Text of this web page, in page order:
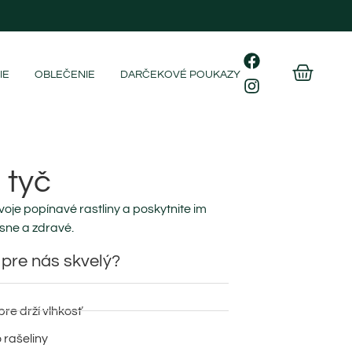
OBLEČENIE DARČEKOVÉ POUKAZY
tyč
popínavé rastliny a poskytnite im
a zdravé.
nás skvelý?
drží vlhkosť
rašeliny